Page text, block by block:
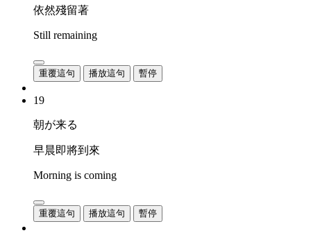
依然殘留著
Still remaining
重覆這句 播放這句 暫停
19
朝が来る
早晨即將到來
Morning is coming
重覆這句 播放這句 暫停